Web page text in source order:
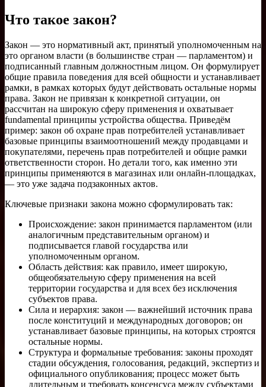
Что такое закон?
Закон — это нормативный акт, принятый уполномоченным на
это органом власти (в большинстве стран — парламентом) и
подписанный главным должностным лицом. Он формулирует
общие правила поведения для всей общности и устанавливает
рамки, в рамках которых будут действовать остальные нормы
права. Закон не привязан к конкретной ситуации, он
рассчитан на широкую сферу применения и охватывает
fundamental принципы устройства общества. Приведём
пример: закон об охране прав потребителей устанавливает
базовые принципы взаимоотношений между продавцами и
покупателями, перечень прав потребителей и общие рамки
ответственности сторон. Но детали того, как именно эти
принципы применяются в магазинах или онлайн-площадках,
— это уже задача подзаконных актов.
Ключевые признаки закона можно сформулировать так:
Происхождение: закон принимается парламентом (или
аналогичным представительным органом) и
подписывается главой государства или
уполномоченным органом.
Область действия: как правило, имеет широкую,
общеобязательную сферу применения на всей
территории государства и для всех без исключения
субъектов права.
Сила и иерархия: закон — важнейший источник права
после конституций и международных договоров; он
устанавливает базовые принципы, на которых строятся
остальные нормы.
Структура и формальные требования: законы проходят
стадии обсуждения, голосования, редакций, экспертиз и
официального опубликования; процесс может быть
длительным и требовать консенсуса между субъектами